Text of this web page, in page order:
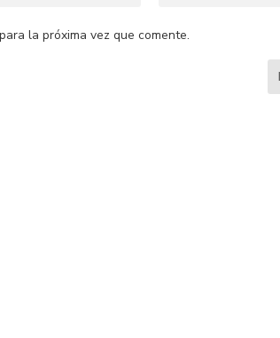
la próxima vez que comente.